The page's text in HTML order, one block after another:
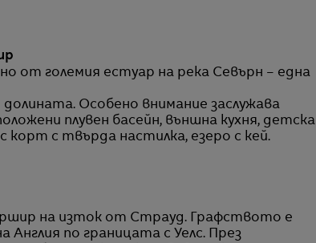
от големия естуар на река Севърн – една
Особено внимание заслужава
плувен басейн, външна кухня, детска
корт с твърда настилка, езеро с кей.
на изток от Страуд. Графството е
Англия по границата с Уелс. През